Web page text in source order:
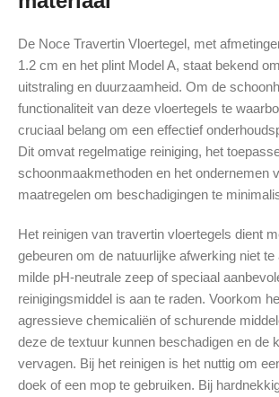
De Noce Travertin Vloertegel, met
1.2 cm en het plint Model A, staat bekend
uitstraling en duurzaamheid. Om de
functionaliteit van deze vloertegels te
cruciaal belang om een effectief
Dit omvat regelmatige reiniging, het
schoonmaakmethoden en het ondernemen
maatregelen om beschadigingen te
Het reinigen van travertin vloertegels dient
gebeuren om de natuurlijke afwerking niet
milde pH-neutrale zeep of speciaal
reinigingsmiddel is aan te raden. Voorkom
agressieve chemicaliën of schurende
deze de textuur kunnen beschadigen en de
vervagen. Bij het reinigen is het nuttig om
doek of een mop te gebruiken. Bij